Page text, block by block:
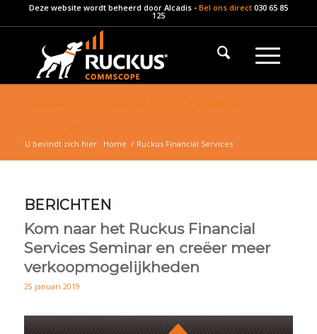
Deze website wordt beheerd door Alcadis- Bel ons direct 030 65 85
125
U bevindt zich hier: Home / Ruckus Financial Services
BERICHTEN
Kom naar het Ruckus Financial
Services Seminar en creëer meer
verkoopmogelijkheden
25 januari 2019